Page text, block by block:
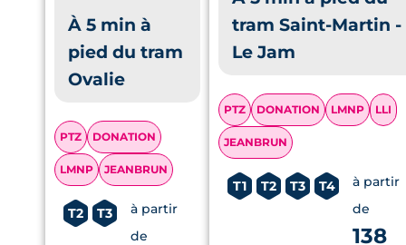
À 5 min à
pied du tram
Ovalie
PTZ DONATION
LMNP JEANBRUN
T2 T3
à partir
de
tram Saint-Martin -
Le Jam
PTZ DONATION LMNP LLI
JEANBRUN
T1 T2 T3 T4
à partir
de
138